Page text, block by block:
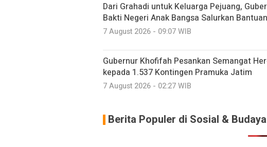
Dari Grahadi untuk Keluarga Pejuang,
Bakti Negeri Anak Bangsa Salurkan
7 August 2026 - 09:07 WIB
Gubernur Khofifah Pesankan Semangat
kepada 1.537 Kontingen Pramuka Jatim
7 August 2026 - 02:27 WIB
Berita Populer di Sosial & Budaya